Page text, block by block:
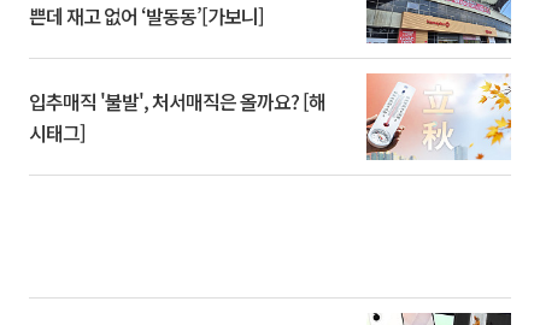
쁜데 재고 없어 ‘발동동’[가보니]
입추매직 '불발', 처서매직은 올까요? [해
시태그]